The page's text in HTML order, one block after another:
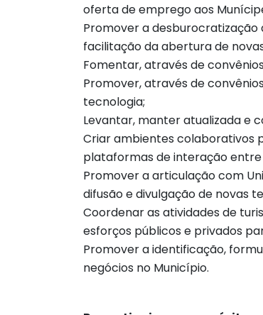
oferta de emprego aos
Promover a desburocratização
facilitação da abertura de
Fomentar, através de
Promover, através de
tecnologia;
Levantar, manter atualizada e
Criar ambientes colaborativos
plataformas de interação entre
Promover a articulação com
difusão e divulgação de novas
Coordenar as atividades de
esforços públicos e privados
Promover a identificação,
negócios no Município.